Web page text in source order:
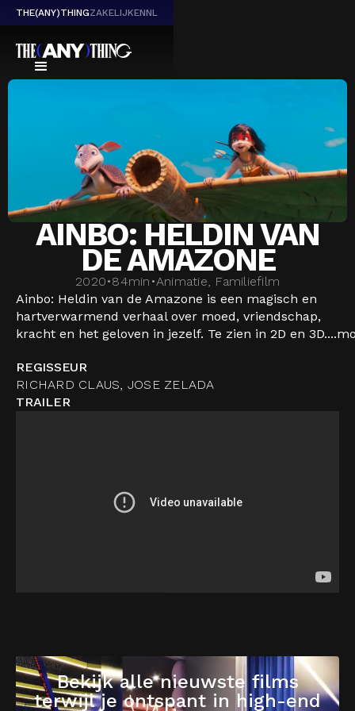
THE(ANY)THINGZAKELIJKENNL
AINBO: HELDIN VAN
DE AMAZONE
2020•84min •Animatie, Familiefilm
Ainbo: Heldin van de Amazone is een magisch en
hartverwarmend verhaal over moed, vriendschap,
kracht en het geloven in jezelf. Te zien in 2D en 3D....
REGISSEUR
RICHARD CLAUS, JOSE ZELADA
TRAILER
Bekijk alle nieuwste films
terwijl je ontspant in high-end